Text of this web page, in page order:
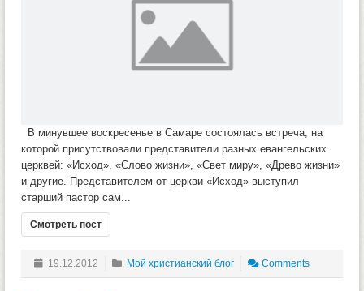
В минувшее воскресенье в Самаре состоялась встреча, на
которой присутствовали представители разных евангельских
церквей: «Исход», «Слово жизни», «Свет миру», «Древо жизни»
и другие. Представителем от церкви «Исход» выступил
старший пастор сам...
Смотреть пост
19.12.2012 Мой христианский блог Comments